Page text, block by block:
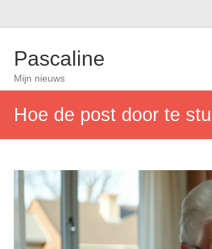
Pascaline
Mijn nieuws
Hoe de post door te